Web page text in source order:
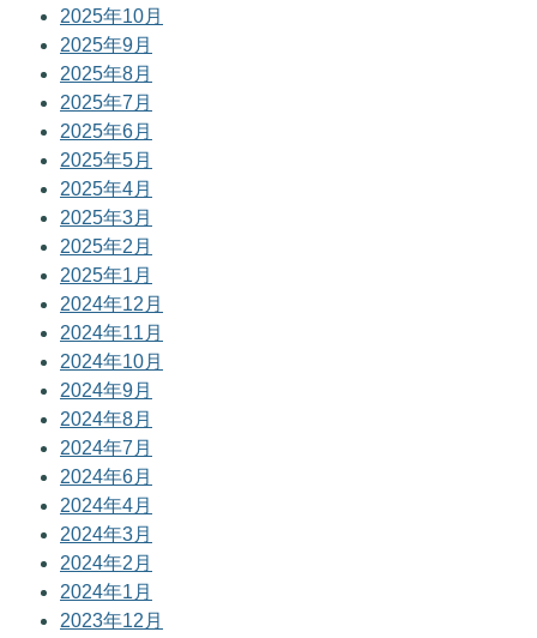
2025年10月
2025年9月
2025年8月
2025年7月
2025年6月
2025年5月
2025年4月
2025年3月
2025年2月
2025年1月
2024年12月
2024年11月
2024年10月
2024年9月
2024年8月
2024年7月
2024年6月
2024年4月
2024年3月
2024年2月
2024年1月
2023年12月